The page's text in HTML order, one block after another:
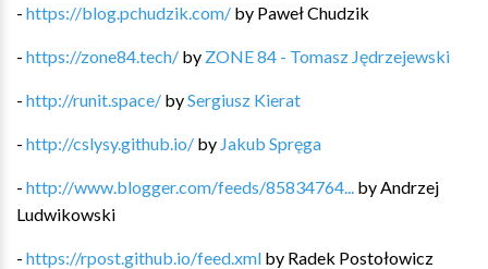
- https://blog.pchudzik.com/ by Paweł Chudzik
- https://zone84.tech/ by ZONE 84 - Tomasz Jędrzejewski
- http://runit.space/ bySergiusz Kierat
- http://cslysy.github.io/ by Jakub Spręga
- http://www.blogger.com/feeds/85834764... by Andrzej
Ludwikowski
- https://rpost.github.io/feed.xml by Radek Postołowicz